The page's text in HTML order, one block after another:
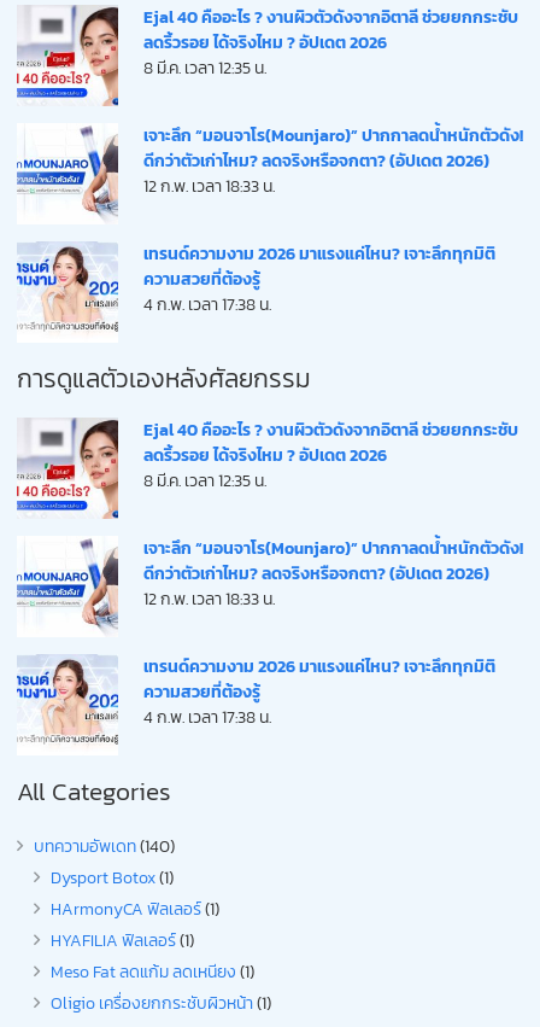
Ejal 40 คืออะไร ? งานผิวตัวดังจากอิตาลี ช่วยยกกระชับ
ลดริ้วรอย ได้จริงไหม ? อัปเดต 2026
8 มี.ค. เวลา 12:35 น.
เจาะลึก “มอนจาโร(Mounjaro)” ปากกาลดน้ำหนักตัวดัง!
ดีกว่าตัวเก่าไหม? ลดจริงหรือจกตา? (อัปเดต 2026)
12 ก.พ. เวลา 18:33 น.
เทรนด์ความงาม 2026 มาแรงแค่ไหน? เจาะลึกทุกมิติ
ความสวยที่ต้องรู้
4 ก.พ. เวลา 17:38 น.
การดูแลตัวเองหลังศัลยกรรม
Ejal 40 คืออะไร ? งานผิวตัวดังจากอิตาลี ช่วยยกกระชับ
ลดริ้วรอย ได้จริงไหม ? อัปเดต 2026
8 มี.ค. เวลา 12:35 น.
เจาะลึก “มอนจาโร(Mounjaro)” ปากกาลดน้ำหนักตัวดัง!
ดีกว่าตัวเก่าไหม? ลดจริงหรือจกตา? (อัปเดต 2026)
12 ก.พ. เวลา 18:33 น.
เทรนด์ความงาม 2026 มาแรงแค่ไหน? เจาะลึกทุกมิติ
ความสวยที่ต้องรู้
4 ก.พ. เวลา 17:38 น.
All Categories
บทความอัพเดท(140)
Dysport Botox(1)
HArmonyCA ฟิลเลอร์(1)
HYAFILIA ฟิลเลอร์(1)
Meso Fat ลดแก้ม ลดเหนียง(1)
Oligio เครื่องยกกระชับผิวหน้า(1)